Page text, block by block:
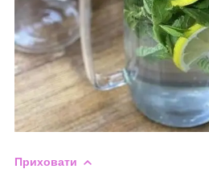
Приховати